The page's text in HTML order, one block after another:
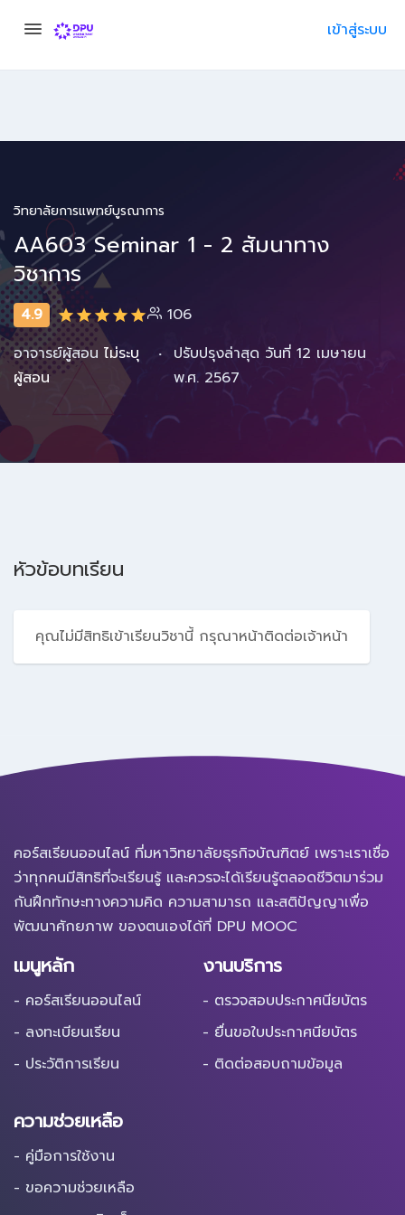
เข้าสู่ระบบ
วิทยาลัยการแพทย์บูรณาการ
AA603 Seminar 1 - 2 สัมนาทาง
วิชาการ
4.9
106
อาจารย์ผู้สอน ไม่ระบุ
ผู้สอน
· ปรับปรุงล่าสุด วันที่ 12 เมษายน
พ.ศ. 2567
หัวข้อบทเรียน
คุณไม่มีสิทธิเข้าเรียนวิชานี้ กรุณาหน้าติดต่อเจ้าหน้า
คอร์สเรียนออนไลน์ ที่มหาวิทยาลัยธุรกิจบัณฑิตย์ เพราะเราเชื่อ
ว่าทุกคนมีสิทธิที่จะเรียนรู้ และควรจะได้เรียนรู้ตลอดชีวิตมาร่วม
กันฝึกทักษะทางความคิด ความสามารถ และสติปัญญาเพื่อ
พัฒนาศักยภาพ ของตนเองได้ที่ DPU MOOC
เมนูหลัก
- คอร์สเรียนออนไลน์
- ลงทะเบียนเรียน
- ประวัติการเรียน
งานบริการ
- ตรวจสอบประกาศนียบัตร
- ยื่นขอใบประกาศนียบัตร
- ติดต่อสอบถามข้อมูล
ความช่วยเหลือ
- คู่มือการใช้งาน
- ขอความช่วยเหลือ